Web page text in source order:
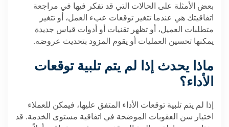
بعض الأمثلة على الحالات التي قد تفكر فيها في مراجعة
اتفاقيتك هي عندما تتغير توقعات عبء العمل، أو تتغير
متطلبات العميل، أو تظهر تقنيات أو أدوات قياس جديدة
يمكنها تحسين العمليات أو يقوم المزود بتحديث عروضه.
ماذا يحدث إذا لم يتم تلبية توقعات
الأداء؟
إذا لم يتم تلبية توقعات الأداء المتفق عليها، فيمكن للعملاء
اختيار سن العقوبات الموضحة في اتفاقية مستوى الخدمة. قد